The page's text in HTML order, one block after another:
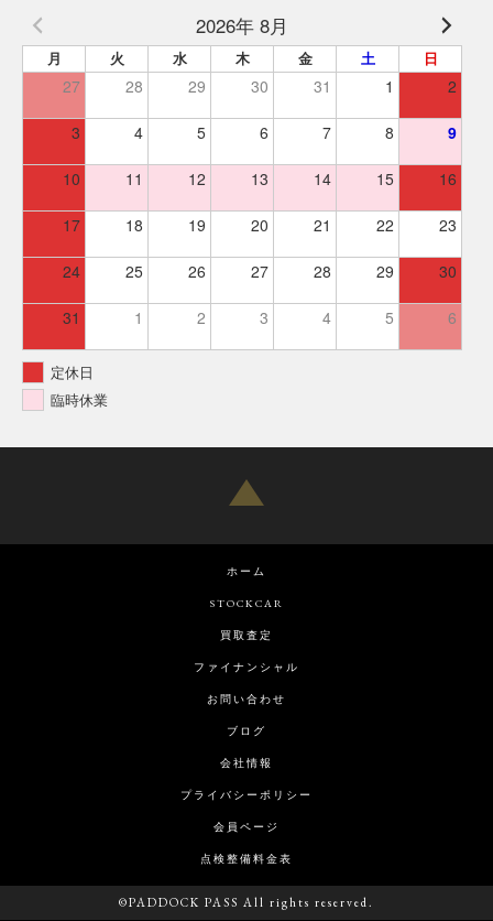
2026年 8月
月 火 水 木 金 土 日
27 28 29 30 31 1 2
3 4 5 6 7 8 9
10 11 12 13 14 15 16
17 18 19 20 21 22 23
24 25 26 27 28 29 30
31 1 2 3 4 5 6
定休日
臨時休業
ホーム
STOCKCAR
買取査定
ファイナンシャル
お問い合わせ
ブログ
会社情報
プライバシーポリシー
会員ページ
点検整備料金表
©PADDOCK PASS All rights reserved.